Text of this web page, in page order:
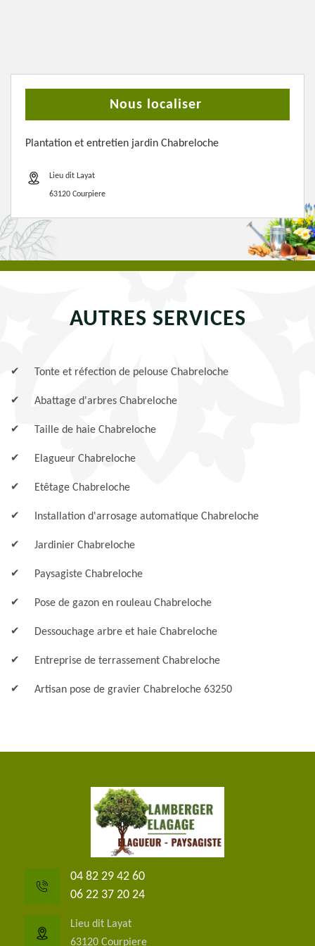
Nous localiser
Plantation et entretien jardin Chabreloche
Lieu dit Layat
63120 Courpiere
AUTRES SERVICES
Tonte et réfection de pelouse Chabreloche
Abattage d'arbres Chabreloche
Taille de haie Chabreloche
Elagueur Chabreloche
Etêtage Chabreloche
Installation d'arrosage automatique Chabreloche
Jardinier Chabreloche
Paysagiste Chabreloche
Pose de gazon en rouleau Chabreloche
Dessouchage arbre et haie Chabreloche
Entreprise de terrassement Chabreloche
Artisan pose de gravier Chabreloche 63250
04 82 29 42 60
06 22 37 20 24
Lieu dit Layat
63120 Courpiere